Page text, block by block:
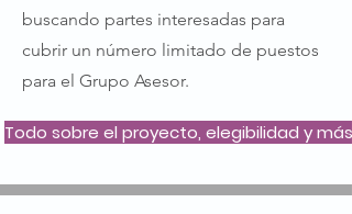
buscando partes interesadas para
cubrir un número limitado de puestos
para el Grupo Asesor.
Todo sobre el proyecto, elegibilidad y más